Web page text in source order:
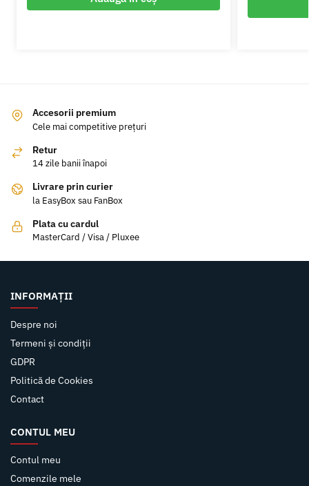
Accesorii premium
Cele mai competitive prețuri
Retur
14 zile banii înapoi
Livrare prin curier
la EasyBox sau FanBox
Plata cu cardul
MasterCard / Visa / Pluxee
INFORMAȚII
Despre noi
Termeni și condiții
GDPR
Politică de Cookies
Contact
CONTUL MEU
Contul meu
Comenzile mele